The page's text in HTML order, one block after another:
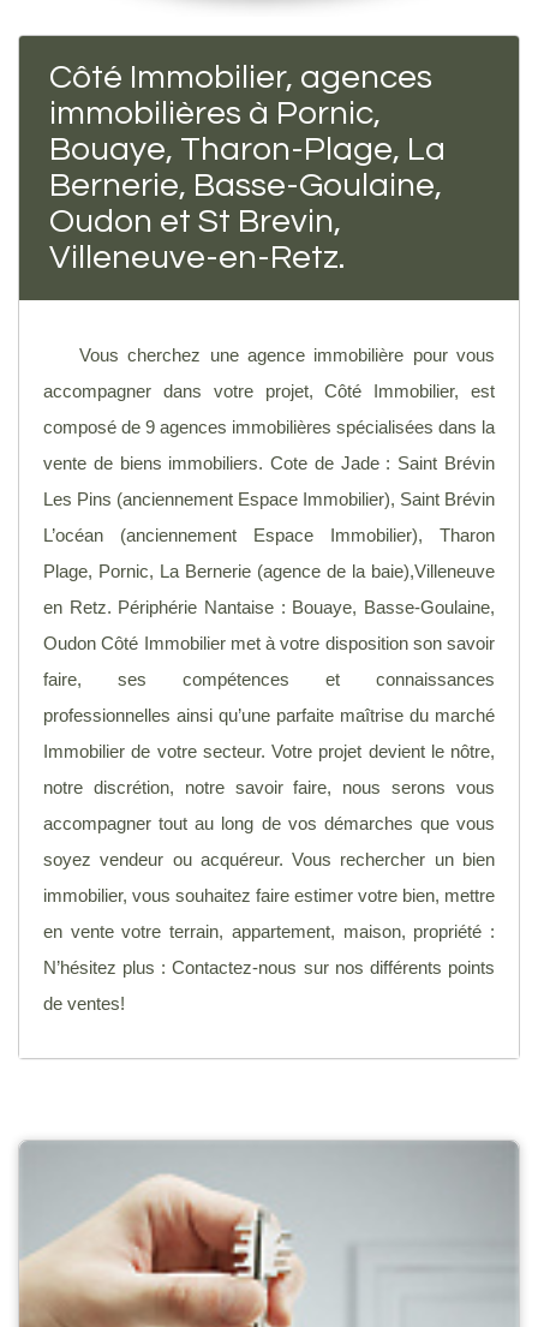
Côté Immobilier, agences
immobilières à Pornic,
Bouaye, Tharon-Plage, La
Bernerie, Basse-Goulaine,
Oudon et St Brevin,
Villeneuve-en-Retz.
Vous cherchez une agence immobilière pour vous
accompagner dans votre projet, Côté Immobilier, est
composé de 9 agences immobilières spécialisées dans la
vente de biens immobiliers. Cote de Jade : Saint Brévin
Les Pins (anciennement Espace Immobilier), Saint Brévin
L’océan (anciennement Espace Immobilier), Tharon
Plage, Pornic, La Bernerie (agence de la baie),Villeneuve
en Retz. Périphérie Nantaise : Bouaye, Basse-Goulaine,
Oudon Côté Immobilier met à votre disposition son savoir
faire, ses compétences et connaissances
professionnelles ainsi qu’une parfaite maîtrise du marché
Immobilier de votre secteur. Votre projet devient le nôtre,
notre discrétion, notre savoir faire, nous serons vous
accompagner tout au long de vos démarches que vous
soyez vendeur ou acquéreur. Vous rechercher un bien
immobilier, vous souhaitez faire estimer votre bien, mettre
en vente votre terrain, appartement, maison, propriété :
N’hésitez plus : Contactez-nous sur nos différents points
de ventes!